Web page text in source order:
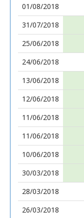
01/08/2018
31/07/2018
25/06/2018
24/06/2018
13/06/2018
12/06/2018
11/06/2018
11/06/2018
10/06/2018
30/03/2018
28/03/2018
26/03/2018